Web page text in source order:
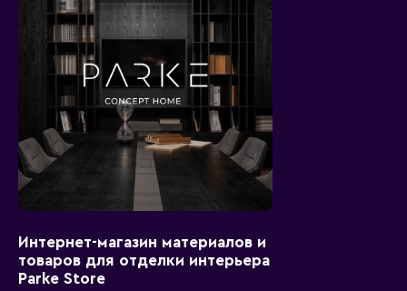
Интернет-магазин материалов и
товаров для отделки интерьера
Parke Store